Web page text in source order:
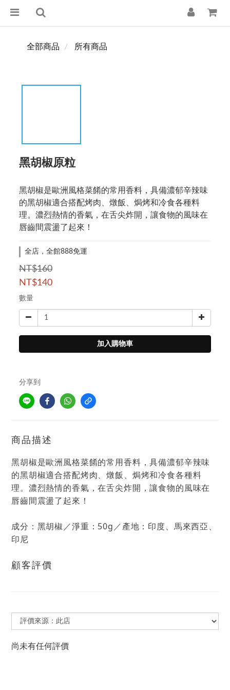
全部商品 所有商品
黑胡椒原粒
黑胡椒是歐洲風格菜餚的常用香料，具備濃郁辛辣味
的黑胡椒適合搭配烤肉、燉飯、焗烤和冷食各種料
理。濃烈熱情的香氣，在舌尖炸開，讓食物的風味在
唇齒間震盪了起來！
全店，全館888免運
NT$160
NT$140
數量
加入購物車
分享到
商品描述
黑胡椒是歐洲風格菜餚的常用香料，具備濃郁辛辣味
的黑胡椒適合搭配烤肉、燉飯、焗烤和冷食各種料
理。濃烈熱情的香氣，在舌尖炸開，讓食物的風味在
唇齒間震盪了起來！
成分：黑胡椒／淨重：50g／產地：印度、馬來西亞、
印尼
顧客評價
尚未有任何評價